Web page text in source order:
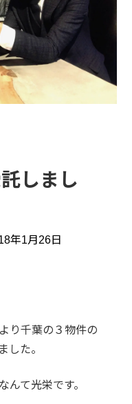
しまし
年1月26日
り千葉の３物件の
した。
んて光栄です。